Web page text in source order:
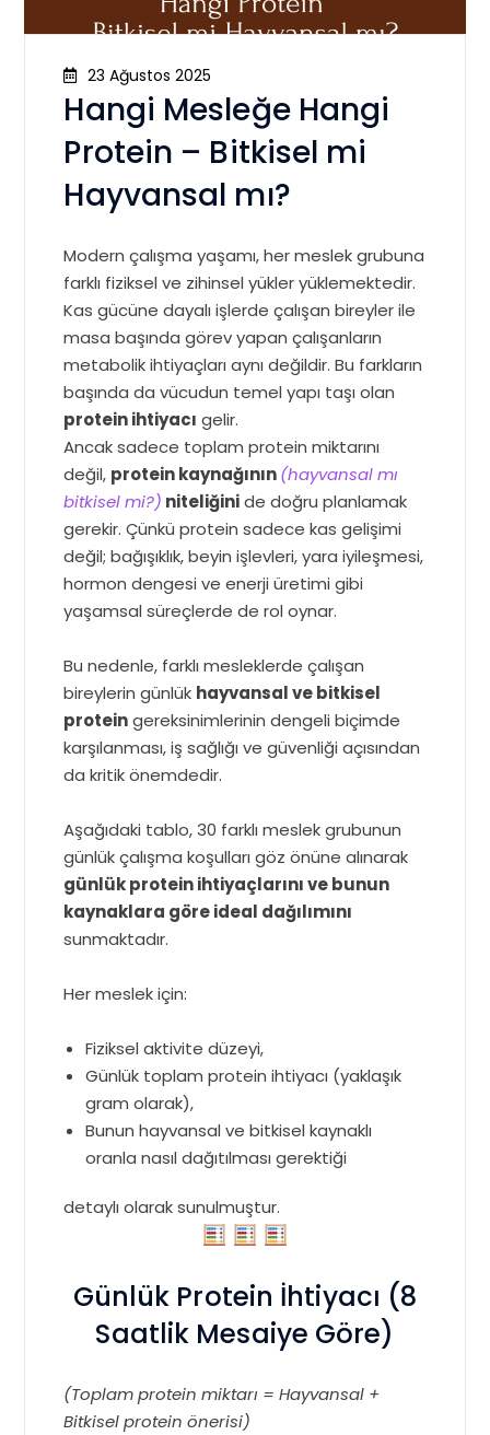
23 Ağustos 2025
Hangi Mesleğe Hangi
Protein – Bitkisel mi
Hayvansal mı?
Modern çalışma yaşamı, her meslek grubuna
farklı fiziksel ve zihinsel yükler yüklemektedir.
Kas gücüne dayalı işlerde çalışan bireyler ile
masa başında görev yapan çalışanların
metabolik ihtiyaçları aynı değildir. Bu farkların
başında da vücudun temel yapı taşı olan
protein ihtiyacı gelir.
Ancak sadece toplam protein miktarını
değil, protein kaynağının(hayvansal mı
bitkisel mi?) niteliğinide doğru planlamak
gerekir. Çünkü protein sadece kas gelişimi
değil; bağışıklık, beyin işlevleri, yara iyileşmesi,
hormon dengesi ve enerji üretimi gibi
yaşamsal süreçlerde de rol oynar.
Bu nedenle, farklı mesleklerde çalışan
bireylerin günlük hayvansal ve bitkisel
proteingereksinimlerinin dengeli biçimde
karşılanması, iş sağlığı ve güvenliği açısından
da kritik önemdedir.
Aşağıdaki tablo, 30 farklı meslek grubunun
günlük çalışma koşulları göz önüne alınarak
günlük protein ihtiyaçlarını ve bunun
kaynaklara göre ideal dağılımını
sunmaktadır.
Her meslek için:
Fiziksel aktivite düzeyi,
Günlük toplam protein ihtiyacı (yaklaşık
gram olarak),
Bunun hayvansal ve bitkisel kaynaklı
oranla nasıl dağıtılması gerektiği
detaylı olarak sunulmuştur.
Günlük Protein İhtiyacı (8
Saatlik Mesaiye Göre)
(Toplam protein miktarı = Hayvansal +
Bitkisel protein önerisi)